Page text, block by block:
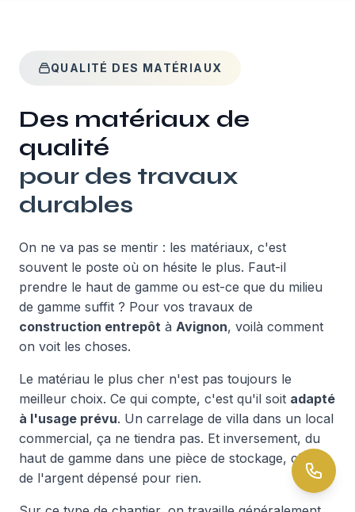
QUALITÉ DES MATÉRIAUX
Des matériaux de
qualité
pour des travaux
durables
On ne va pas se mentir : les matériaux, c'est
souvent le poste où on hésite le plus. Faut-il
prendre le haut de gamme ou est-ce que du milieu
de gamme suffit ? Pour vos travaux de
construction entrepôt à Avignon, voilà comment
on voit les choses.
Le matériau le plus cher n'est pas toujours le
meilleur choix. Ce qui compte, c'est qu'il soit adapté
à l'usage prévu. Un carrelage de villa dans un local
commercial, ça ne tiendra pas. Et inversement, du
haut de gamme dans une pièce de stockage, c'est
de l'argent dépensé pour rien.